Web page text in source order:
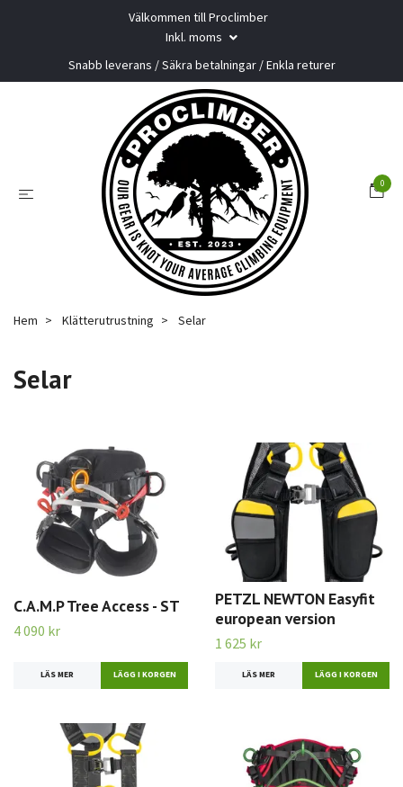
Välkommen till Proclimber
Inkl. moms
Snabb leverans / Säkra betalningar / Enkla returer
0
Hem Klätterutrustning Selar
Selar
C.A.M.P Tree Access - ST
4 090 kr
LÄS MER LÄGG I KORGEN
PETZL NEWTON Easyfit
european version
1 625 kr
LÄS MER LÄGG I KORGEN